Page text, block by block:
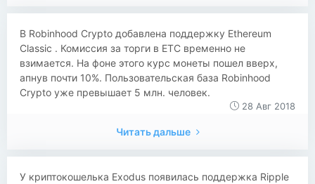
​​В Robinhood Crypto добавлена поддержку Ethereum
Classic . Комиссия за торги в ETC временно не
взимается. На фоне этого курс монеты пошел вверх,
апнув почти 10%. Пользовательская база Robinhood
Crypto уже превышает 5 млн. человек.
28 Авг 2018
Читать дальше
​​У криптокошелька Exodus появилась поддержка Ripple